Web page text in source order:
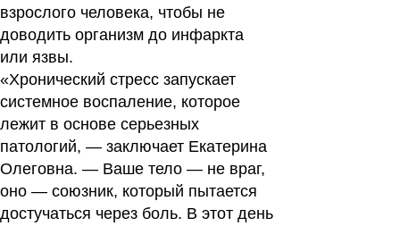
взрослого человека, чтобы не
доводить организм до инфаркта
или язвы.
«Хронический стресс запускает
системное воспаление, которое
лежит в основе серьезных
патологий, — заключает Екатерина
Олеговна. — Ваше тело — не враг,
оно — союзник, который пытается
достучаться через боль. В этот день